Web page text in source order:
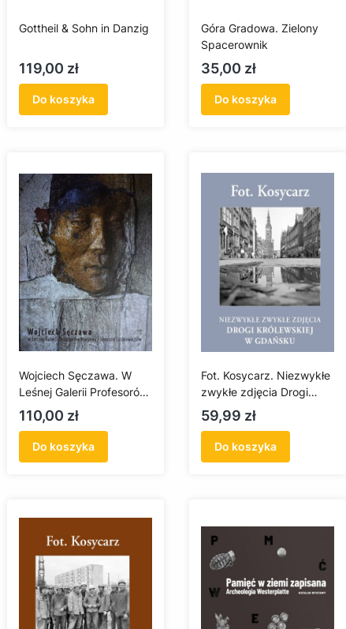
Gottheil & Sohn in Danzig
Cena
119,00 zł
Do koszyka
Góra Gradowa. Zielony
Spacerownik
Cena
35,00 zł
Do koszyka
Wojciech Sęczawa. W
Leśnej Galerii Profesorów
Marzeny i Janusza
Jaśkiewiczów
Cena
110,00 zł
Do koszyka
Fot. Kosycarz. Niezwykłe
zwykłe zdjęcia Drogi
Królewskiej w Gdańsku
Cena
59,99 zł
Do koszyka